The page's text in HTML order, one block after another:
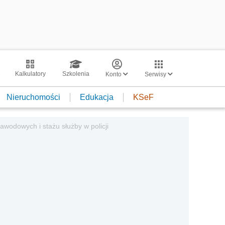
Kalkulatory Szkolenia Konto Serwisy
Nieruchomości Edukacja KSeF
i stażu służby w policji